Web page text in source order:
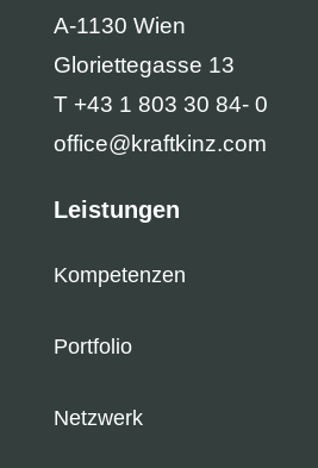
A-1130 Wien
Gloriettegasse 13
T +43 1 803 30 84- 0
office@kraftkinz.com
Leistungen
Kompetenzen
Portfolio
Netzwerk